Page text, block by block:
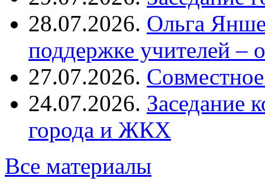
28.07.2026. Ольга
поддержке учителей –
27.07.2026.
24.07.2026. Заседание
города и ЖКХ
Все материалы